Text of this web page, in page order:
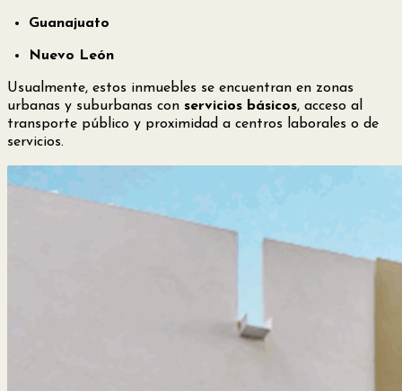
Guanajuato
Nuevo León
Usualmente, estos inmuebles se encuentran en zonas
urbanas y suburbanas con servicios básicos, acceso al
transporte público y proximidad a centros laborales o de
servicios.